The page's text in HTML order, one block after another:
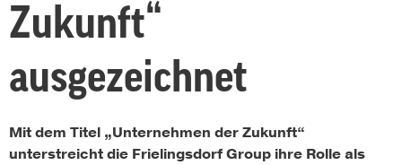
Zukunft“
ausgezeichnet
Mit dem Titel „Unternehmen der Zukunft“
unterstreicht die Frielingsdorf Group ihre Rolle als